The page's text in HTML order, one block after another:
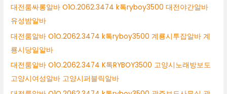
대전룸싸롱알바 O1O.2062.3474 k톡ryboy3500 대전야간알바
유성밤알바
대전룸알바 O1O.2062.3474 k톡ryboy3500 계룡시투잡알바 계
룡시당일알바
대전룸알바 O1O.2062.3474 K톡RYBOY3500 고양시노래방보도
고양시여성알바 고양시퍼블릭알바